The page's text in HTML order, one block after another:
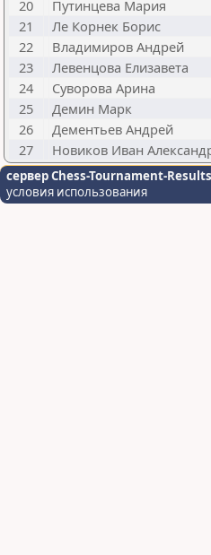
20
Путинцева Мария
21
Ле Корнек Борис
22
Владимиров Андрей
23
Левенцова Елизавета
24
Суворова Арина
25
Демин Марк
26
Дементьев Андрей
27
Новиков Иван
сервер Chess-Tournament-Results
условия использования